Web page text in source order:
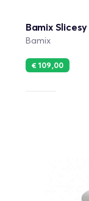
Bamix Slicesy
Bamix
€ 109,00